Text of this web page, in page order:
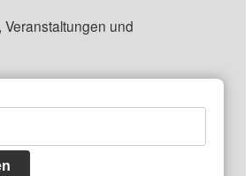
und